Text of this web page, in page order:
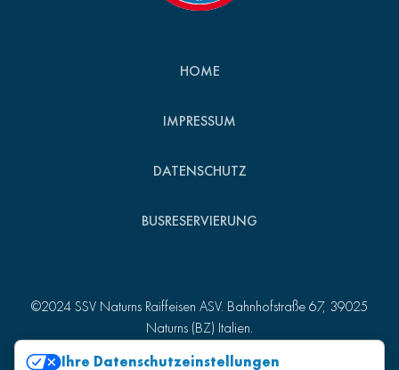
HOME
IMPRESSUM
DATENSCHUTZ
BUSRESERVIERUNG
©2024 SSV Naturns Raiffeisen ASV. Bahnhofstraße 67, 39025
Naturns (BZ) Italien.
Ihre Datenschutzeinstellungen